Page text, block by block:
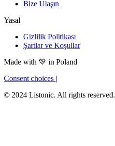
Bize Ulaşın
Yasal
Gizlilik Politikası
Şartlar ve Koşullar
Made with 💚 in Poland
Consent choices
© 2024 Listonic. All rights reserved.